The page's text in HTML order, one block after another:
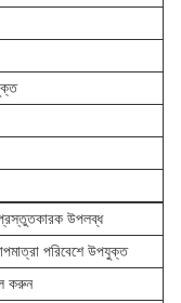
উপলব্ধ
পরিবেশে উপযুক্ত
করুন